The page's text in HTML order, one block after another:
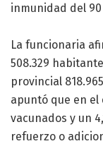
inmunidad del 90
La funcionaria
508.329
provincial
apuntó que en el
vacunados y un
refuerzo o